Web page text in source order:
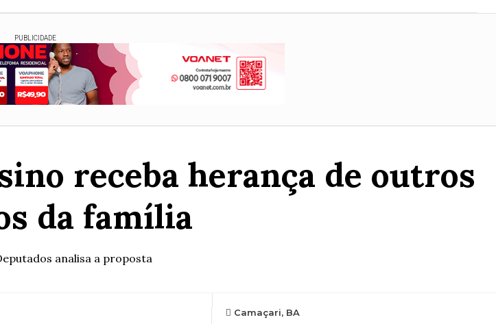
PUBLICIDADE
receba herança de outros
da família
analisa a proposta
Camaçari, BA